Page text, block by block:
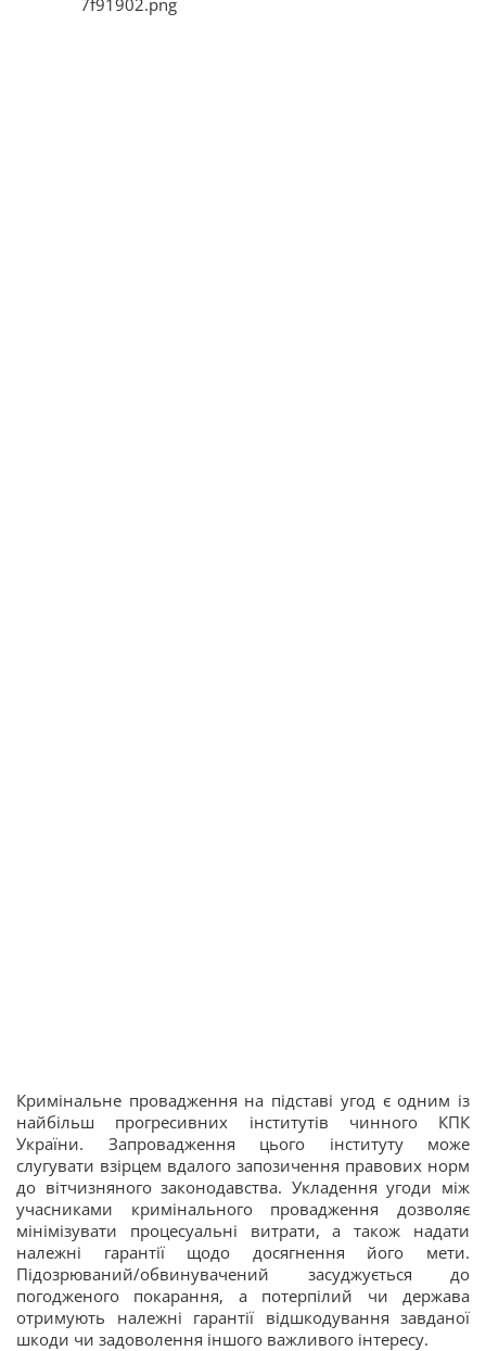
Кримінальне провадження на підставі угод є одним із
найбільш прогресивних інститутів чинного КПК
України. Запровадження цього інституту може
слугувати взірцем вдалого запозичення правових норм
до вітчизняного законодавства. Укладення угоди між
учасниками кримінального провадження дозволяє
мінімізувати процесуальні витрати, а також надати
належні гарантії щодо досягнення його мети.
Підозрюваний/обвинувачений засуджується до
погодженого покарання, а потерпілий чи держава
отримують належні гарантії відшкодування завданої
шкоди чи задоволення іншого важливого інтересу.